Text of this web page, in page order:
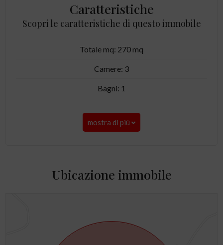
Caratteristiche
Scopri le caratteristiche di questo immobile
Totale mq: 270 mq
Camere: 3
Bagni: 1
mostra di più
Ubicazione immobile